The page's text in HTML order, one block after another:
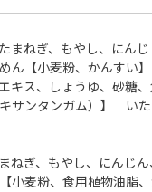
まねぎ、もやし、にんじ
ん【小麦粉、かんす
キス、しょうゆ、砂糖
サンタンガム）】 い
ねぎ、もやし、にんじん
小麦粉、食用植物油脂